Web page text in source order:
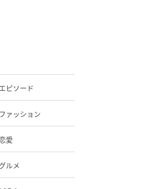
エピソード
ファッション
愛
グルメ